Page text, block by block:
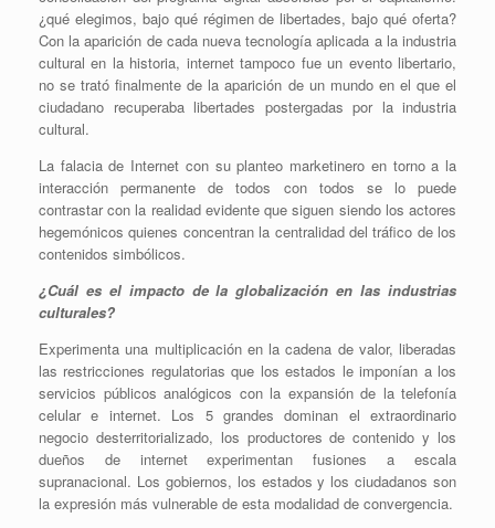
¿qué elegimos, bajo qué régimen de libertades, bajo qué oferta?
Con la aparición de cada nueva tecnología aplicada a la industria
cultural en la historia, internet tampoco fue un evento libertario,
no se trató finalmente de la aparición de un mundo en el que el
ciudadano recuperaba libertades postergadas por la industria
cultural.
La falacia de Internet con su planteo marketinero en torno a la
interacción permanente de todos con todos se lo puede
contrastar con la realidad evidente que siguen siendo los actores
hegemónicos quienes concentran la centralidad del tráfico de los
contenidos simbólicos.
¿Cuál es el impacto de la globalización en las industrias
culturales?
Experimenta una multiplicación en la cadena de valor, liberadas
las restricciones regulatorias que los estados le imponían a los
servicios públicos analógicos con la expansión de la telefonía
celular e internet. Los 5 grandes dominan el extraordinario
negocio desterritorializado, los productores de contenido y los
dueños de internet experimentan fusiones a escala
supranacional. Los gobiernos, los estados y los ciudadanos son
la expresión más vulnerable de esta modalidad de convergencia.